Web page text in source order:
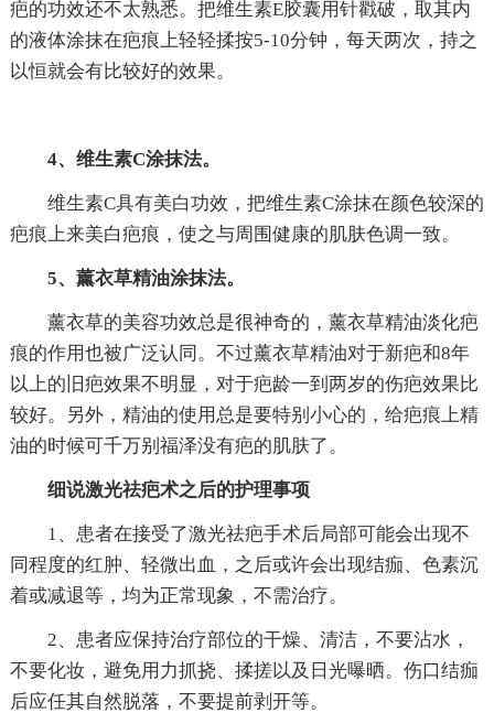
疤的功效还不太熟悉。把维生素E胶囊用针戳破，取其内
的液体涂抹在疤痕上轻轻揉按5-10分钟，每天两次，持之
以恒就会有比较好的效果。
4、维生素C涂抹法。
维生素C具有美白功效，把维生素C涂抹在颜色较深的
疤痕上来美白疤痕，使之与周围健康的肌肤色调一致。
5、薰衣草精油涂抹法。
薰衣草的美容功效总是很神奇的，薰衣草精油淡化疤
痕的作用也被广泛认同。不过薰衣草精油对于新疤和8年
以上的旧疤效果不明显，对于疤龄一到两岁的伤疤效果比
较好。另外，精油的使用总是要特别小心的，给疤痕上精
油的时候可千万别福泽没有疤的肌肤了。
细说激光祛疤术之后的护理事项
1、患者在接受了激光祛疤手术后局部可能会出现不
同程度的红肿、轻微出血，之后或许会出现结痂、色素沉
着或减退等，均为正常现象，不需治疗。
2、患者应保持治疗部位的干燥、清洁，不要沾水，
不要化妆，避免用力抓挠、揉搓以及日光曝晒。伤口结痂
后应任其自然脱落，不要提前剥开等。